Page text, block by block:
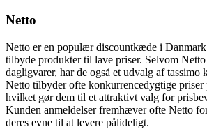
Netto
Netto er en populær discountkæde i
tilbyde produkter til lave priser. Selvom
dagligvarer, har de også et udvalg af tassimo
Netto tilbyder ofte konkurrencedygtige priser
hvilket gør dem til et attraktivt valg for
Kunden anmeldelser fremhæver ofte Netto
deres evne til at levere pålideligt.